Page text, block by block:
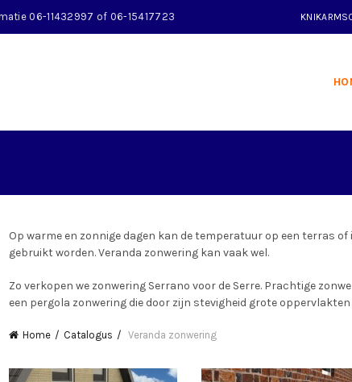
06-11432997 of 06-15417723
Op warme en zonnige dagen kan de temperatuur op een terras
gebruikt worden. Veranda zonwering kan vaak wel.
Zo verkopen we zonwering Serrano voor de Serre. Prachtige
een pergola zonwering die door zijn stevigheid grote
Home Catalogus Veranda zonwering